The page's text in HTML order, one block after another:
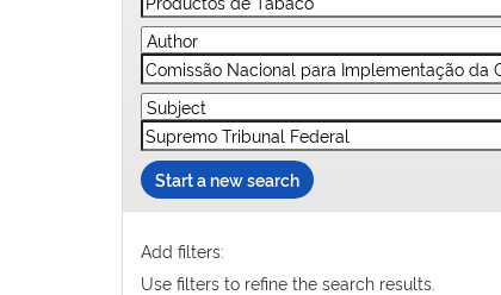
Start a new search
Add filters:
Use filters to refine the search results.